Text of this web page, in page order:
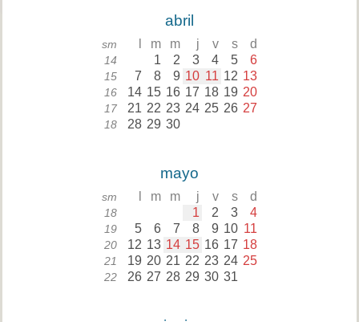
abril
sm m m j v s d
14 1 2 3 4 5 6
15 7 8 9 10 11 12 13
16 14 15 16 17 18 19 20
17 21 22 23 24 25 26 27
18 28 29 30
mayo
sm m m j v s d
18 1 2 3 4
19 5 6 7 8 9 10 11
20 12 13 14 15 16 17 18
21 19 20 21 22 23 24 25
22 26 27 28 29 30 31